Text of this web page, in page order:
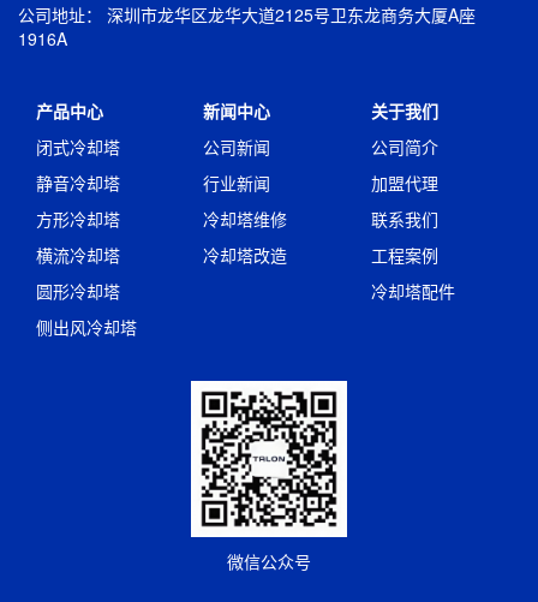
公司地址： 深圳市龙华区龙华大道2125号卫东龙商务大厦A座
1916A
产品中心
闭式冷却塔
静音冷却塔
方形冷却塔
横流冷却塔
圆形冷却塔
侧出风冷却塔
新闻中心
公司新闻
行业新闻
冷却塔维修
冷却塔改造
关于我们
公司简介
加盟代理
联系我们
工程案例
冷却塔配件
微信公众号